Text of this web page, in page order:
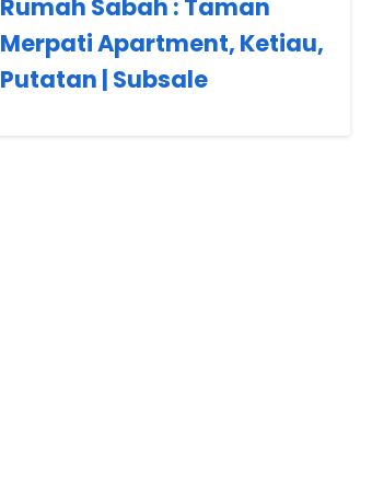
Rumah Sabah : Taman
Merpati Apartment, Ketiau,
Putatan | Subsale